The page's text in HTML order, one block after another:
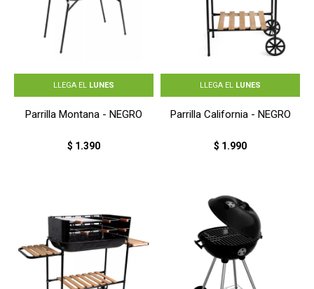
LLEGA EL LUNES
Parrilla Montana - NEGRO
$ 1.390
LLEGA EL LUNES
Parrilla California - NEGRO
$ 1.990